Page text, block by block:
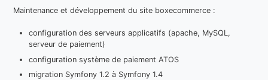
Maintenance et développement du site boxecommerce :
configuration des serveurs applicatifs (apache, MySQL,
serveur de paiement)
configuration système de paiement ATOS
migration Symfony 1.2 à Symfony 1.4